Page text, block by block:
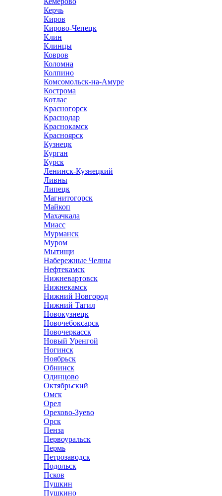
Керчь
Киров
Кирово-Чепецк
Клин
Клинцы
Ковров
Коломна
Колпино
Комсомольск-на-Амуре
Кострома
Котлас
Красногорск
Краснодар
Краснокамск
Красноярск
Кузнецк
Курган
Курск
Ленинск-Кузнецкий
Ливны
Липецк
Магнитогорск
Майкоп
Махачкала
Миасс
Мурманск
Муром
Мытищи
Набережные Челны
Нефтекамск
Нижневартовск
Нижнекамск
Нижний Новгород
Нижний Тагил
Новокузнецк
Новочебоксарск
Новочеркасск
Новый Уренгой
Ногинск
Ноябрьск
Обнинск
Одинцово
Октябрьский
Омск
Орел
Орехово-Зуево
Орск
Пенза
Первоуральск
Пермь
Петрозаводск
Подольск
Псков
Пушкин
Пушкино